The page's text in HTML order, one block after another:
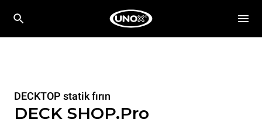
DECKTOP statik fırın
DECK SHOP.Pro